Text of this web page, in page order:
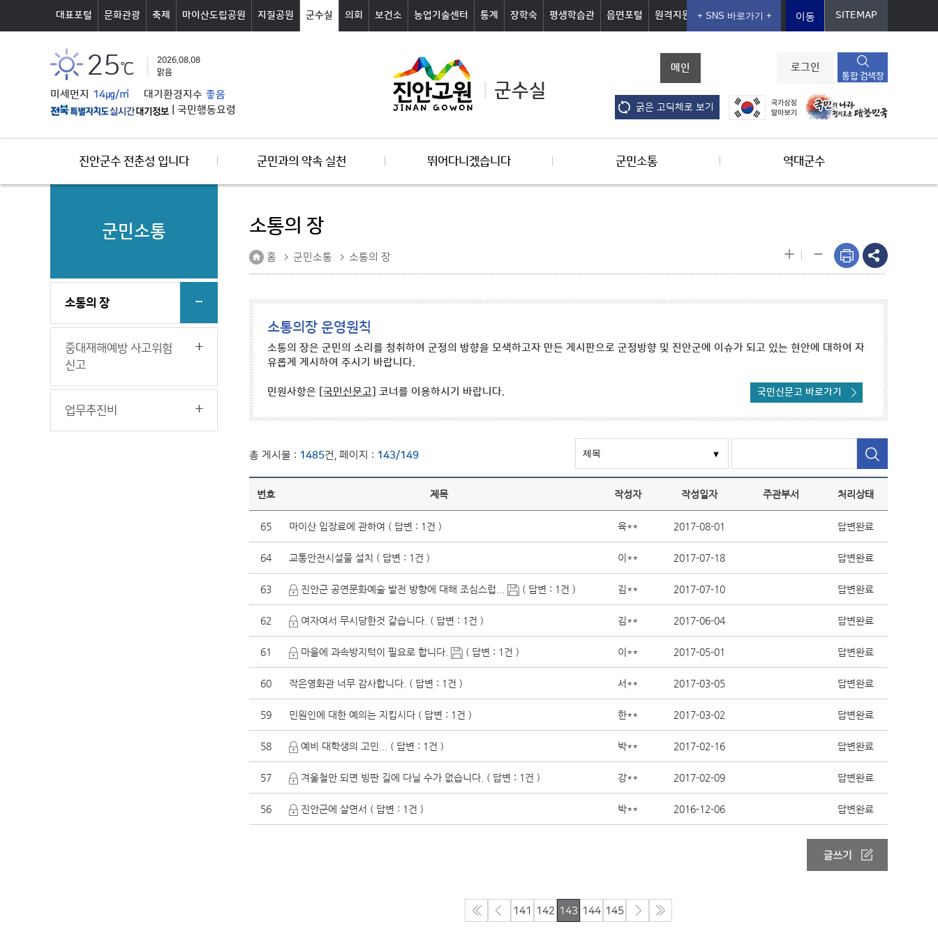
대표포털 문화관광 축제 마이산도립공원 지질공원 군수실 의회 보건소 농업기술센터 통계 장학숙 평생학습관 읍면포털 원격지원 이동 SITEMAP
메인
25℃
2026.08.08
맑음
미세먼지 14㎍/㎥ 대기환경지수 좋음
국민행동요령
군수실
로그인
통합 검색창
굵은 고딕체로 보기
진안군수 전춘성 입니다 군민과의 약속 실천 뛰어다니겠습니다 군민소통 역대군수
군민소통
소통의 장
중대재해예방 사고위험
신고
업무추진비
소통의 장
홈 군민소통 소통의 장 + -
소통의장 운영원칙
소통의 장은 군민의 소리를 청취하여 군정의 방향을 모색하고자 만든 게시판으로 군정방향 및 진안군에 이슈가 되고 있는 현안에 대하여 자
유롭게 게시하여 주시기 바랍니다.
민원사항은 [국민신문고] 코너를 이용하시기 바랍니다. 국민신문고 바로가기
총 게시물 : 1485건, 페이지 : 143/149
번호 제목 작성자 작성일자 주관부서 처리상태
65 마이산 입장료에 관하여 ( 답변 : 1건 ) 육** 2017-08-01 답변완료
64 교통안전시설물 설치 ( 답변 : 1건 ) 이** 2017-07-18 답변완료
63 진안군 공연문화예술 발전 방향에 대해 조심스럽... ( 답변 : 1건 ) 김** 2017-07-10 답변완료
62 여자여서 무시당한것 같습니다. ( 답변 : 1건 ) 김** 2017-06-04 답변완료
61 마을에 과속방지턱이 필요로 합니다. ( 답변 : 1건 ) 이** 2017-05-01 답변완료
60 작은영화관 너무 감사합니다. ( 답변 : 1건 ) 서** 2017-03-05 답변완료
59 민원인에 대한 예의는 지킵시다 ( 답변 : 1건 ) 한** 2017-03-02 답변완료
58 예비 대학생의 고민... ( 답변 : 1건 ) 박** 2017-02-16 답변완료
57 겨울철만 되면 빙판 길에 다닐 수가 없습니다. ( 답변 : 1건 ) 강** 2017-02-09 답변완료
56 진안군에 살면서 ( 답변 : 1건 ) 박** 2016-12-06 답변완료
141 142 143 144 145